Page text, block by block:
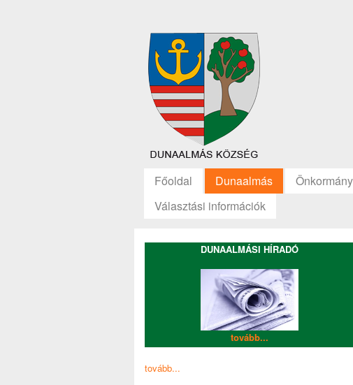
Főoldal Dunaalmás
Választási információk
DUNAALMÁSI HÍRADÓ
tovább...
tovább...